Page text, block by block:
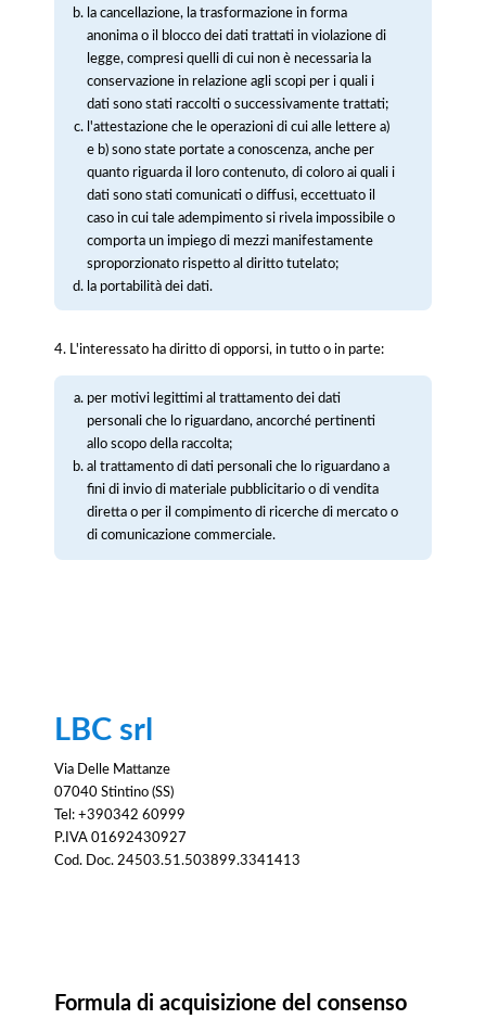
la cancellazione, la trasformazione in forma
anonima o il blocco dei dati trattati in violazione di
legge, compresi quelli di cui non è necessaria la
conservazione in relazione agli scopi per i quali i
dati sono stati raccolti o successivamente trattati;
l'attestazione che le operazioni di cui alle lettere a)
e b) sono state portate a conoscenza, anche per
quanto riguarda il loro contenuto, di coloro ai quali i
dati sono stati comunicati o diffusi, eccettuato il
caso in cui tale adempimento si rivela impossibile o
comporta un impiego di mezzi manifestamente
sproporzionato rispetto al diritto tutelato;
la portabilità dei dati.
4. L'interessato ha diritto di opporsi, in tutto o in parte:
per motivi legittimi al trattamento dei dati
personali che lo riguardano, ancorché pertinenti
allo scopo della raccolta;
al trattamento di dati personali che lo riguardano a
fini di invio di materiale pubblicitario o di vendita
diretta o per il compimento di ricerche di mercato o
di comunicazione commerciale.
LBC srl
Via Delle Mattanze
07040 Stintino (SS)
Tel: +390342 60999
P.IVA 01692430927
Cod. Doc. 24503.51.503899.3341413
Formula di acquisizione del consenso